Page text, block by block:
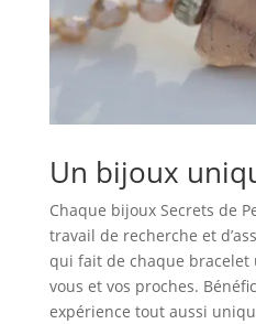
Un bijoux
Chaque bijoux Secrets de
travail de recherche et
qui fait de chaque
vous et vos proches.
expérience tout aussi